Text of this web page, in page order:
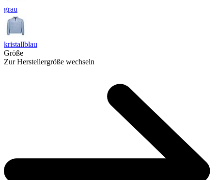
grau
kristallblau
Größe
Zur Herstellergröße wechseln